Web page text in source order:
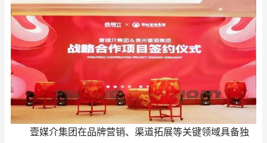
壹媒介集团在品牌营销、渠道拓展等关键领域具备独